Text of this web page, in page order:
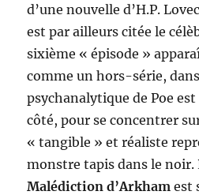
d’une nouvelle d’H.P.
est par ailleurs citée le
sixième « épisode »
comme un hors-série,
psychanalytique de Poe
côté, pour se concentrer
« tangible » et réaliste
monstre tapis dans le
Malédiction d’Arkham est